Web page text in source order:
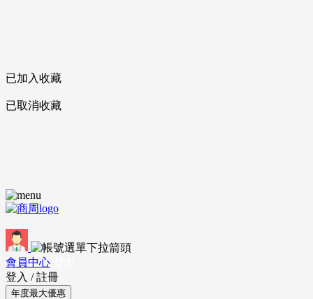
已加入收藏
已取消收藏
會員中心
登入 / 註冊
年度最大優惠